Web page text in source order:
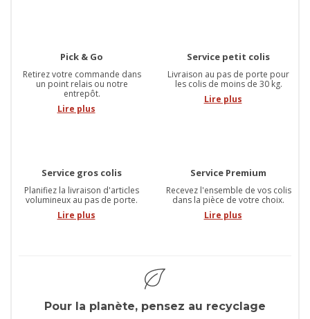
Pick & Go
Retirez votre commande dans
un point relais ou notre
entrepôt.
Lire plus
Service petit colis
Livraison au pas de porte pour
les colis de moins de 30 kg.
Lire plus
Service gros colis
Planifiez la livraison d'articles
volumineux au pas de porte.
Lire plus
Service Premium
Recevez l'ensemble de vos colis
dans la pièce de votre choix.
Lire plus
Pour la planète, pensez au recyclage